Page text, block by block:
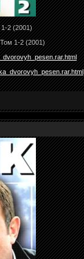
2 (2001)
1-2 (2001)